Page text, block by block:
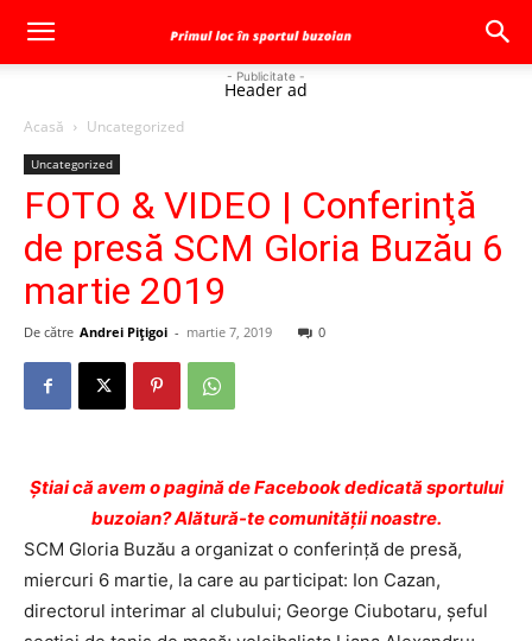
- Publicitate -
Header ad
Acasă Uncategorized
Uncategorized
FOTO & VIDEO | Conferinţă
de presă SCM Gloria Buzău 6
martie 2019
De către Andrei Pițigoi - martie 7, 2019 0
Ştiai că avem o pagină de Facebook dedicată sportului
buzoian? Alătură-te comunității noastre.
SCM Gloria Buzău a organizat o conferinţă de presă,
miercuri 6 martie, la care au participat: Ion Cazan,
directorul interimar al clubului; George Ciubotaru, şeful